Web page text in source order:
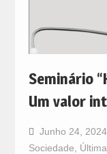
Seminário
Um valor
Junho 24, 2024
Sociedade